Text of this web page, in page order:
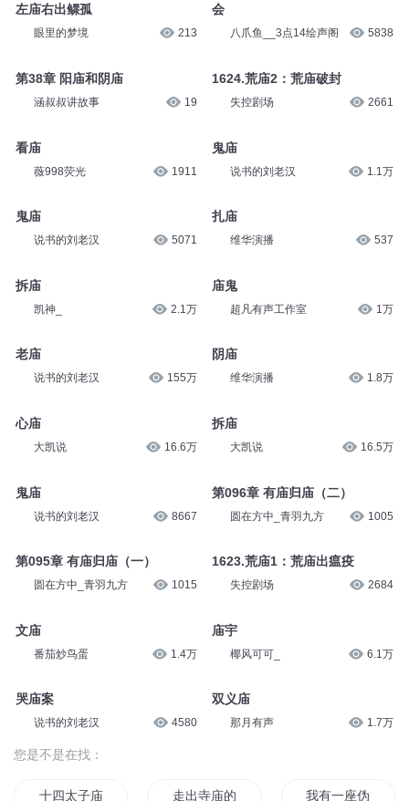
左庙右出鳏孤
眼里的梦境 213
第38章 阳庙和阴庙
涵叔叔讲故事 19
看庙
薇998荧光 1911
鬼庙
说书的刘老汉 5071
拆庙
凯神_ 2.1万
老庙
说书的刘老汉 155万
心庙
大凯说 16.6万
鬼庙
说书的刘老汉 8667
第095章 有庙归庙（一）
圆在方中_青羽九方 1015
文庙
番茄炒鸟蛋 1.4万
哭庙案
说书的刘老汉 4580
会
八爪鱼__3点14绘声阁 5838
1624.荒庙2：荒庙破封
失控剧场 2661
鬼庙
说书的刘老汉 1.1万
扎庙
维华演播 537
庙鬼
超凡有声工作室 1万
阴庙
维华演播 1.8万
拆庙
大凯说 16.5万
第096章 有庙归庙（二）
圆在方中_青羽九方 1005
1623.荒庙1：荒庙出瘟疫
失控剧场 2684
庙宇
椰风可可_ 6.1万
双义庙
那月有声 1.7万
您是不是在找：
十四太子庙 走出寺庙的女人 我有一座伪神庙